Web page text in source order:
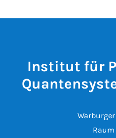
Institut für
Raum